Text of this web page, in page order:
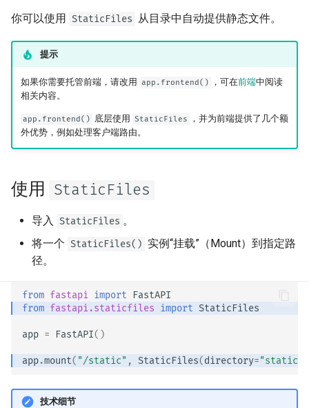
ko - 한국어
pt - português
ru - русский язык
tr - Türkçe
uk - українська мова
OpenAPI 中的附加响应
响应 Cookies
响应头
响应 - 更改状态码
高级安全
直接使用 Request
使用数据类
高级中间件
子应用 - 挂载
使用代理
模板
服务器工作进程（Workers）
- 使用 Uvicorn 的多工作进程
模式
扩展 OpenAPI
是否为输入和输出分别生成
OpenAPI JSON Schema
自托管自定义文档 UI 静态资
源
使用旧的 403 认证错误状态
Dependencies - Depends()
and Security()
APIRouter class
BackgroundTasks
WebSockets
HTTPConnection class
Response class
Custom Response Classes -
File, HTML, Redirect,
Server-Sent Events -
ServerSentEvent
FastAPI and friends
newsletter
你可以使用 StaticFiles 从目录中自动提供静态文件。
提示
如果你需要托管前端，请改用 app.frontend() ，可在前端中阅读
相关内容。
app.frontend() 底层使用 StaticFiles
，并为前端提供了几个额
外优势，例如处理客户端路由。
使用 StaticFiles
导入 StaticFiles 。
将一个 StaticFiles() 实例“挂载”（Mount）到指定路
径。
from fastapi import
FastAPI
from fastapi.staticfiles import StaticFiles
app = FastAPI()
app.mount( "/static" , StaticFiles(directory="static"
技术细节